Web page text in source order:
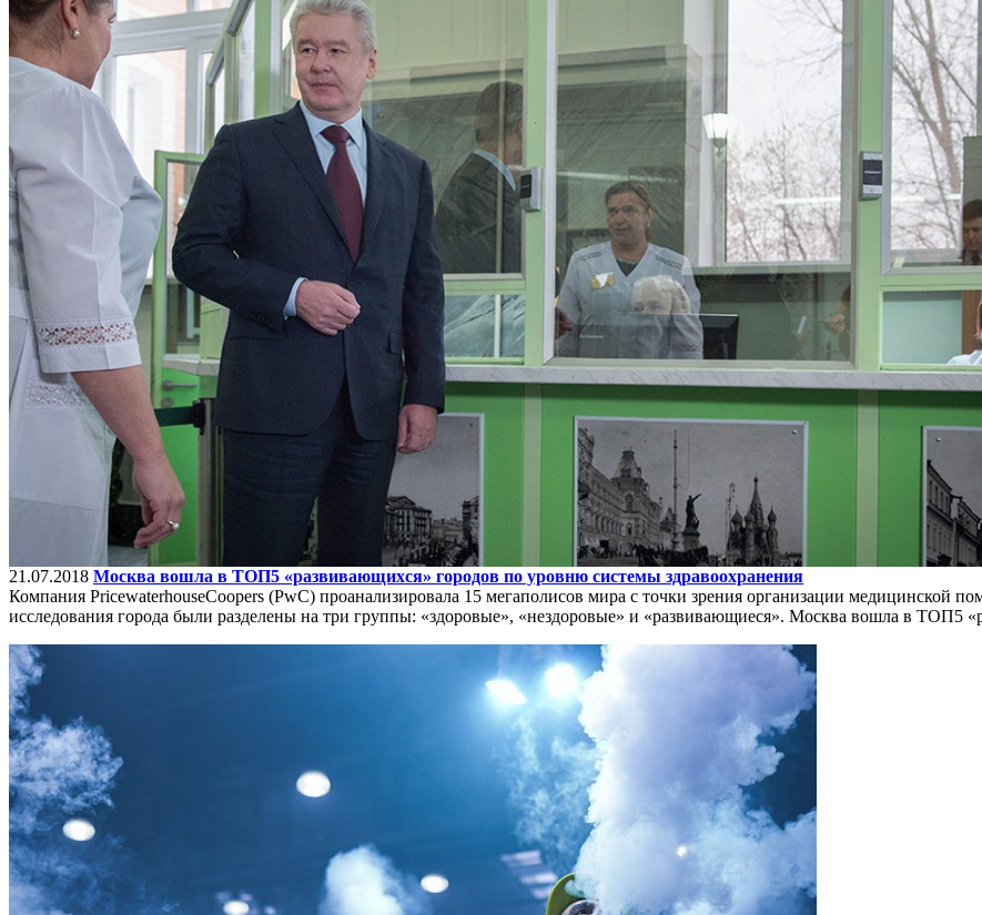
21.07.2018 Москва вошла в ТОП5 «развивающихся» городов по уровню системы здравоохранения
Компания PricewaterhouseCoopers (PwC) проанализировала 15 мегаполисов мира с точки зрения организации медицинской
исследования города были разделены на три группы: «здоровые», «нездоровые» и «развивающиеся». Москва вошла в ТОП5